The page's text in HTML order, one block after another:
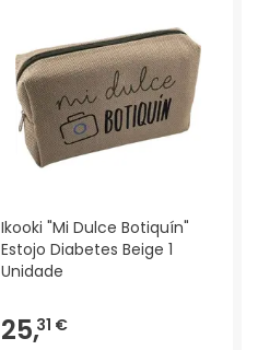
Ikooki "Mi Dulce Botiquín"
Estojo Diabetes Beige 1
Unidade
25,31 €